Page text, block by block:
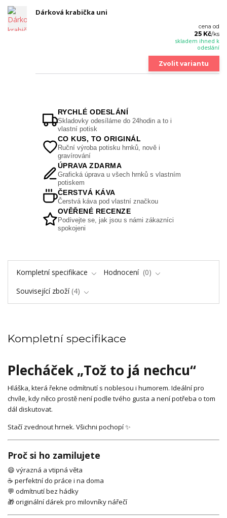
Dárková krabička uni
cena od
25 Kč/ks
skladem ihned k
odeslání
Zvolit variantu
RYCHLÉ ODESLÁNÍ
Skladovky odesíláme do 24hodin a to i
vlastní potisk
CO KUS, TO ORIGINÁL
Ruční výroba potisku hrnků, nově i
gravírování
ÚPRAVA ZDARMA
Grafická úprava u všech hrnků s vlastním
potiskem
ČERSTVÁ KÁVA
Čerstvá káva pod vlastní značkou
OVĚŘENÉ RECENZE
Podívejte se, jak jsou s námi zákazníci
spokojeni
Kompletní specifikace Hodnocení
0
Související zboží 4
Kompletní specifikace
Plecháček „Tož to já nechcu“
Hláška, která řekne odmítnutí s noblesou i humorem. Ideální pro
chvíle, kdy něco prostě není podle tvého gusta a není potřeba o tom
dál diskutovat.
Stačí zvednout hrnek. Všichni pochopí ✨
Proč si ho zamilujete
😄 výrazná a vtipná věta
☕ perfektní do práce i na doma
💬 odmítnutí bez hádky
🎁 originální dárek pro milovníky nářečí